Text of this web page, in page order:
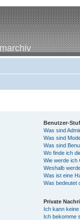
Benutzer-
Was sind
Was sind
Was sind
Wo finde ich
Wie werde ich
Weshalb
Was ist eine
Was bedeutet
Private
Ich kann
Ich bekomme